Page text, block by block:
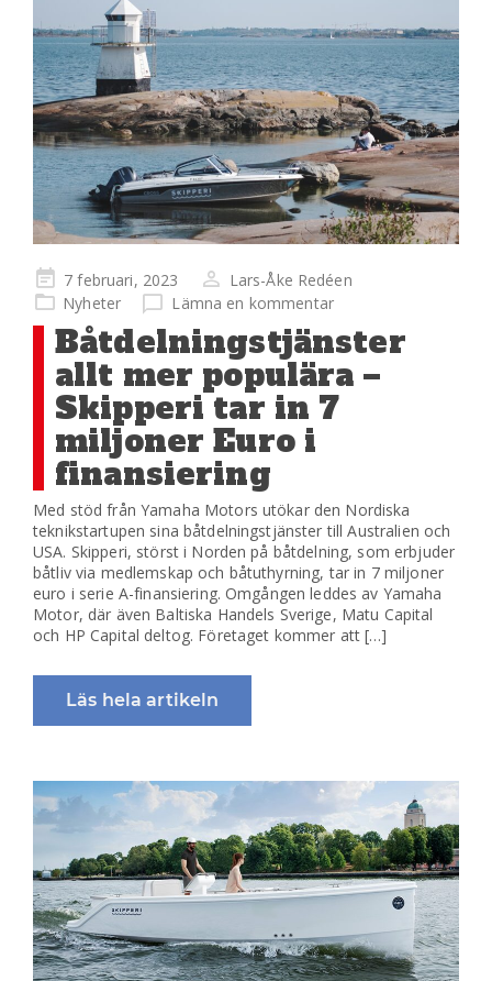
Publicerad
på
7 februari, 2023
Lars-Åke Redéen
Nyheter
Lämna en kommentar
Båtdelningstjänster
allt mer populära –
Skipperi tar in 7
miljoner Euro i
finansiering
Med stöd från Yamaha Motors utökar den Nordiska
teknikstartupen sina båtdelningstjänster till Australien och
USA. Skipperi, störst i Norden på båtdelning, som erbjuder
båtliv via medlemskap och båtuthyrning, tar in 7 miljoner
euro i serie A-finansiering. Omgången leddes av Yamaha
Motor, där även Baltiska Handels Sverige, Matu Capital
och HP Capital deltog. Företaget kommer att […]
Läs hela artikeln